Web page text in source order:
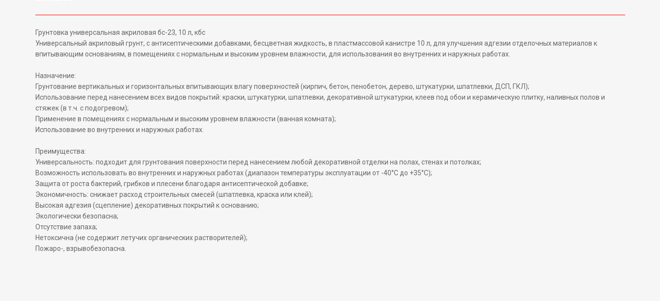
Грунтовка универсальная акриловая бс-23, 10 л, кбс
Универсальный акриловый грунт, с антисептическими добавками, бесцветная жидкость, в пластмассовой канистре 10 л, для улучшения адгезии отделочных материалов к
впитывающим основаниям, в помещениях с нормальным и высоким уровнем влажности, для использования во внутренних и наружных работах.
Назначение:
Грунтование вертикальных и горизонтальных впитывающих влагу поверхностей (кирпич, бетон, пенобетон, дерево, штукатурки, шпатлевки, ДСП, ГКЛ);
Использование перед нанесением всех видов покрытий: краски, штукатурки, шпатлевки, декоративной штукатурки, клеев под обои и керамическую плитку, наливных полов и
стяжек (в т.ч. с подогревом);
Применение в помещениях с нормальным и высоким уровнем влажности (ванная комната);
Использование во внутренних и наружных работах.
Преимущества:
Универсальность: подходит для грунтования поверхности перед нанесением любой декоративной отделки на полах, стенах и потолках;
Возможность использовать во внутренних и наружных работах (диапазон температуры эксплуатации от -40°С до +35°С);
Защита от роста бактерий, грибков и плесени благодаря антисептической добавке;
Экономичность: снижает расход строительных смесей (шпатлевка, краска или клей);
Высокая адгезия (сцепление) декоративных покрытий к основанию;
Экологически безопасна;
Отсутствие запаха;
Нетоксична (не содержит летучих органических растворителей);
Пожаро-, взрывобезопасна.